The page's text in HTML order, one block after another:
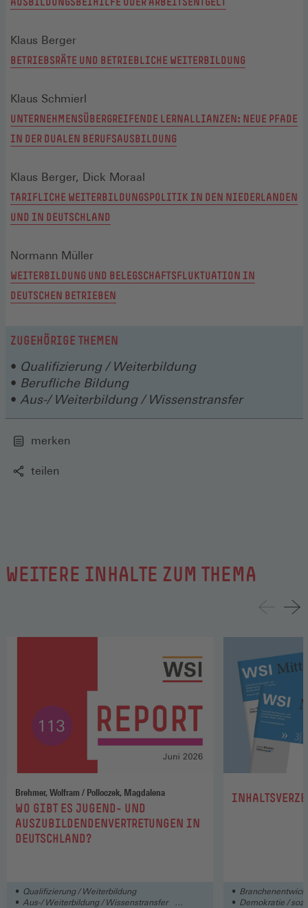
Klaus Berger
BETRIEBSRÄTE UND BETRIEBLICHE WEITERBILDUNG
Klaus Schmierl
UNTERNEHMENSÜBERGREIFENDE LERNALLIANZEN: NEUE PFADE
IN DER DUALEN BERUFSAUSBILDUNG
Klaus Berger, Dick Moraal
TARIFLICHE WEITERBILDUNGSPOLITIK IN DEN NIEDERLANDEN
UND IN DEUTSCHLAND
Normann Müller
WEITERBILDUNG UND BELEGSCHAFTSFLUKTUATION IN
DEUTSCHEN BETRIEBEN
ZUGEHÖRIGE THEMEN
Qualifizierung / Weiterbildung
Berufliche Bildung
Aus-/ Weiterbildung / Wissenstransfer
merken
teilen
WEITERE INHALTE ZUM THEMA
Brehmer, Wolfram / Polloczek, Magdalena
:WO GIBT ES JUGEND- UND
AUSZUBILDENDENVERTRETUNGEN IN
DEUTSCHLAND?
Qualifizierung / Weiterbildung
Aus-/ Weiterbildung / Wissenstransfer
:
Demokratie /